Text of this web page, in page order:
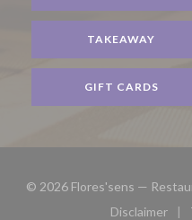
TAKEAWAY
GIFT CARDS
© 2026 Flores'sens —
Disclaimer